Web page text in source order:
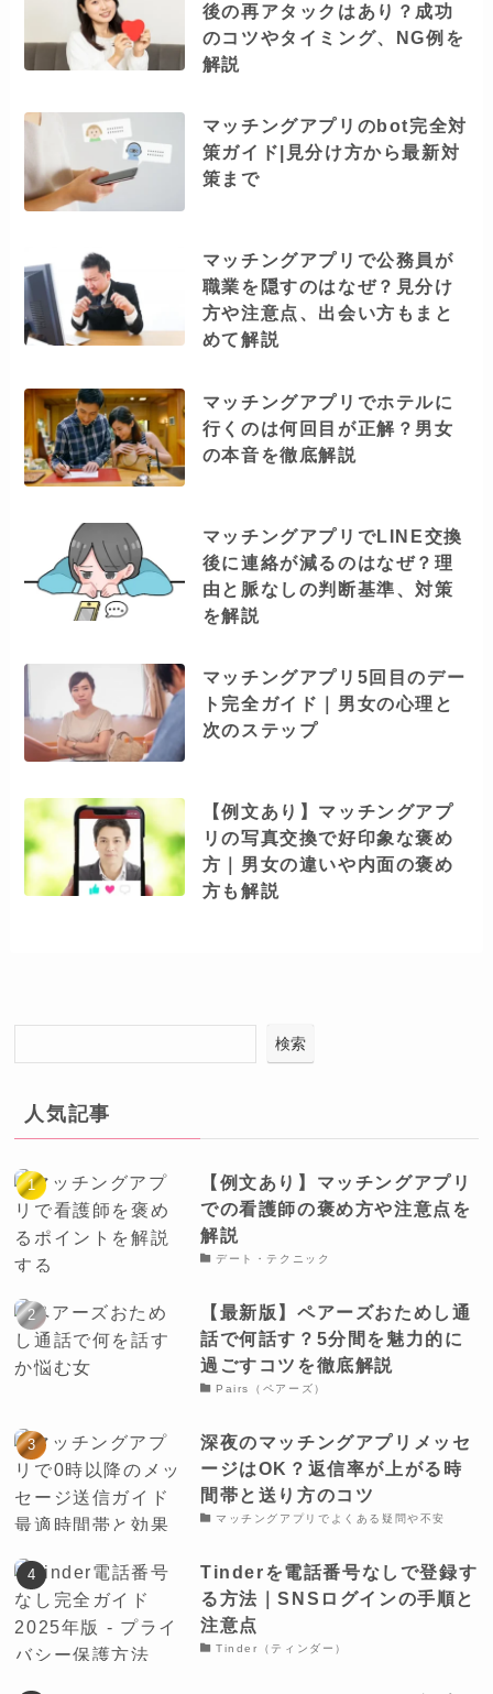
後の再アタックはあり？成功
のコツやタイミング、NG例を
解説
マッチングアプリのbot完全対
策ガイド|見分け方から最新対
策まで
マッチングアプリで公務員が
職業を隠すのはなぜ？見分け
方や注意点、出会い方もまと
めて解説
マッチングアプリでホテルに
行くのは何回目が正解？男女
の本音を徹底解説
マッチングアプリでLINE交換
後に連絡が減るのはなぜ？理
由と脈なしの判断基準、対策
を解説
マッチングアプリ5回目のデー
ト完全ガイド｜男女の心理と
次のステップ
【例文あり】マッチングアプ
リの写真交換で好印象な褒め
方｜男女の違いや内面の褒め
方も解説
検索
人気記事
【例文あり】マッチングアプリ
での看護師の褒め方や注意点を
解説
デート・テクニック
【最新版】ペアーズおためし通
話で何話す？5分間を魅力的に
過ごすコツを徹底解説
Pairs（ペアーズ）
深夜のマッチングアプリメッセ
ージはOK？返信率が上がる時
間帯と送り方のコツ
マッチングアプリでよくある疑問や不安
Tinderを電話番号なしで登録す
る方法｜SNSログインの手順と
注意点
Tinder（ティンダー）